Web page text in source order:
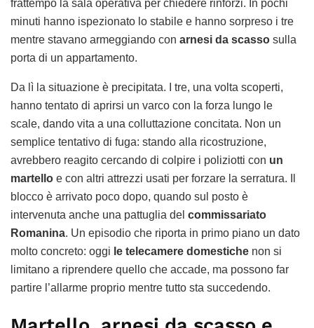
frattempo la sala operativa per chiedere rinforzi. In pochi
minuti hanno ispezionato lo stabile e hanno sorpreso i tre
mentre stavano armeggiando con arnesi da scasso sulla
porta di un appartamento.
Da lì la situazione è precipitata. I tre, una volta scoperti,
hanno tentato di aprirsi un varco con la forza lungo le
scale, dando vita a una colluttazione concitata. Non un
semplice tentativo di fuga: stando alla ricostruzione,
avrebbero reagito cercando di colpire i poliziotti con un
martello e con altri attrezzi usati per forzare la serratura. Il
blocco è arrivato poco dopo, quando sul posto è
intervenuta anche una pattuglia del commissariato
Romanina. Un episodio che riporta in primo piano un dato
molto concreto: oggi le telecamere domestiche non si
limitano a riprendere quello che accade, ma possono far
partire l’allarme proprio mentre tutto sta succedendo.